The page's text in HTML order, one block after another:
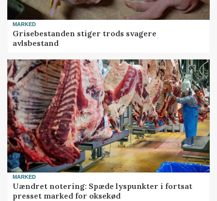
MARKED
Grisebestanden stiger trods svagere
avlsbestand
MARKED
Uændret notering: Spæde lyspunkter i fortsat
presset marked for oksekød